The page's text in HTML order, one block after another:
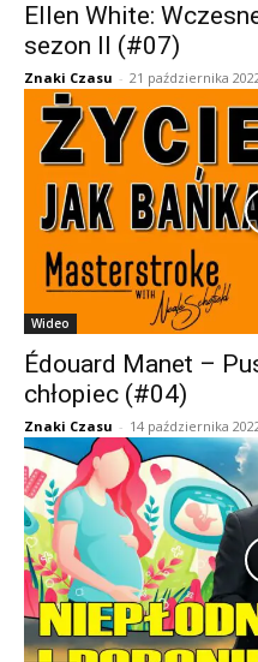
Ellen White:
sezon II (#07)
Znaki Czasu - 21 października
Wideo
Édouard Manet –
chłopiec (#04)
Znaki Czasu - 14 października